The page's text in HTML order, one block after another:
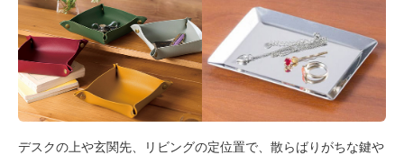
デスクの上や玄関先、リビングの定位置で、散らばりがちな鍵や